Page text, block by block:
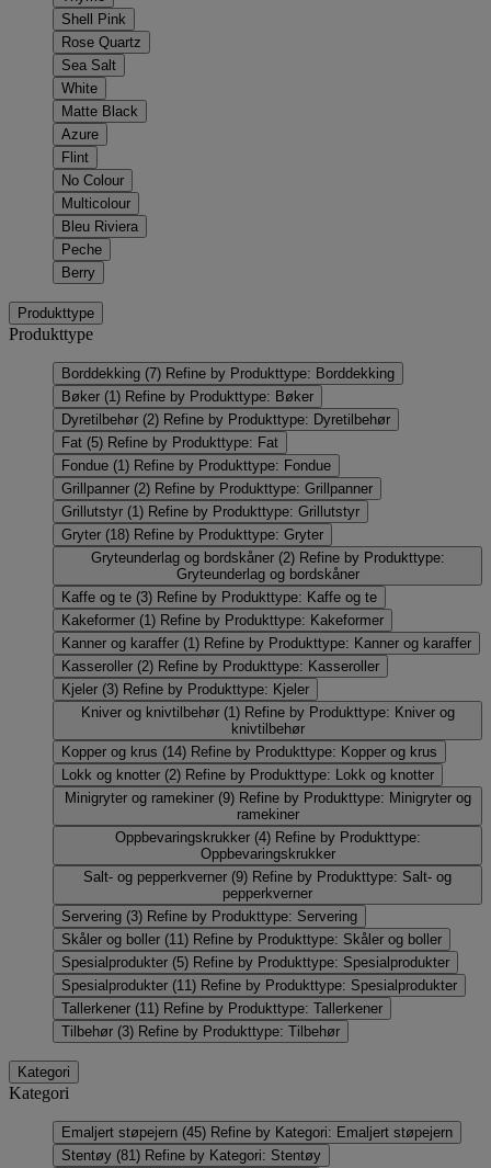
Shell Pink
Rose Quartz
Sea Salt
White
Matte Black
Azure
Flint
No Colour
Multicolour
Bleu Riviera
Peche
Berry
Produkttype
Produkttype
Borddekking (7) Refine by Produkttype: Borddekking
Bøker (1) Refine by Produkttype: Bøker
Dyretilbehør (2) Refine by Produkttype: Dyretilbehør
Fat (5) Refine by Produkttype: Fat
Fondue (1) Refine by Produkttype: Fondue
Grillpanner (2) Refine by Produkttype: Grillpanner
Grillutstyr (1) Refine by Produkttype: Grillutstyr
Gryter (18) Refine by Produkttype: Gryter
Gryteunderlag og bordskåner (2) Refine by Produkttype:
Gryteunderlag og bordskåner
Kaffe og te (3) Refine by Produkttype: Kaffe og te
Kakeformer (1) Refine by Produkttype: Kakeformer
Kanner og karaffer (1) Refine by Produkttype: Kanner og karaffer
Kasseroller (2) Refine by Produkttype: Kasseroller
Kjeler (3) Refine by Produkttype: Kjeler
Kniver og knivtilbehør (1) Refine by Produkttype: Kniver og
knivtilbehør
Kopper og krus (14) Refine by Produkttype: Kopper og krus
Lokk og knotter (2) Refine by Produkttype: Lokk og knotter
Minigryter og ramekiner (9) Refine by Produkttype: Minigryter og
ramekiner
Oppbevaringskrukker (4) Refine by Produkttype:
Oppbevaringskrukker
Salt- og pepperkverner (9) Refine by Produkttype: Salt- og
pepperkverner
Servering (3) Refine by Produkttype: Servering
Skåler og boller (11) Refine by Produkttype: Skåler og boller
Spesialprodukter (5) Refine by Produkttype: Spesialprodukter
Spesialprodukter (11) Refine by Produkttype: Spesialprodukter
Tallerkener (11) Refine by Produkttype: Tallerkener
Tilbehør (3) Refine by Produkttype: Tilbehør
Kategori
Kategori
Emaljert støpejern (45) Refine by Kategori: Emaljert støpejern
Stentøy (81) Refine by Kategori: Stentøy